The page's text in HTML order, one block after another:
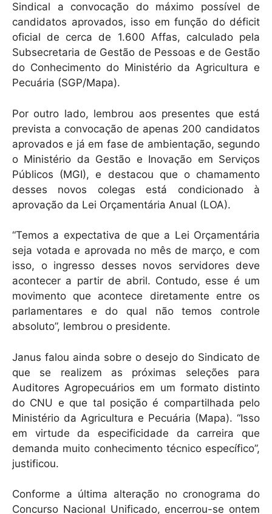
Sindical a convocação do máximo possível de
candidatos aprovados, isso em função do déficit
oficial de cerca de 1.600 Affas, calculado pela
Subsecretaria de Gestão de Pessoas e de Gestão
do Conhecimento do Ministério da Agricultura e
Pecuária (SGP/Mapa).
Por outro lado, lembrou aos presentes que está
prevista a convocação de apenas 200 candidatos
aprovados e já em fase de ambientação, segundo
o Ministério da Gestão e Inovação em Serviços
Públicos (MGI), e destacou que o chamamento
desses novos colegas está condicionado à
aprovação da Lei Orçamentária Anual (LOA).
“Temos a expectativa de que a Lei Orçamentária
seja votada e aprovada no mês de março, e com
isso, o ingresso desses novos servidores deve
acontecer a partir de abril. Contudo, esse é um
movimento que acontece diretamente entre os
parlamentares e do qual não temos controle
absoluto”, lembrou o presidente.
Janus falou ainda sobre o desejo do Sindicato de
que se realizem as próximas seleções para
Auditores Agropecuários em um formato distinto
do CNU e que tal posição é compartilhada pelo
Ministério da Agricultura e Pecuária (Mapa). “Isso
em virtude da especificidade da carreira que
demanda muito conhecimento técnico específico”,
justificou.
Conforme a última alteração no cronograma do
Concurso Nacional Unificado, encerrou-se ontem